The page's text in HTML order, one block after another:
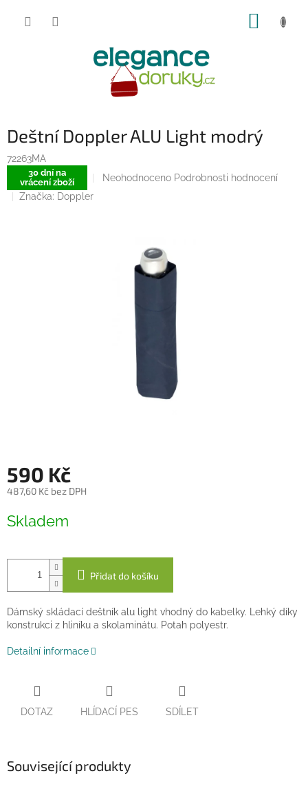
Deštní Doppler ALU Light modrý
72263MA
30 dní na
vrácení zboží
Průměrné
hvězdiček.
Neohodnoceno Podrobnosti hodnocení
Značka: Doppler
590 Kč
487,60 Kč bez DPH
cena:
Skladem
Přidat do košíku
Dámský skládací deštník alu light vhodný do kabelky. Lehký díky
konstrukci z hliníku a skolaminátu. Potah polyestr.
Detailní informace
DOTAZ HLÍDACÍ PES SDÍLET
Související produkty